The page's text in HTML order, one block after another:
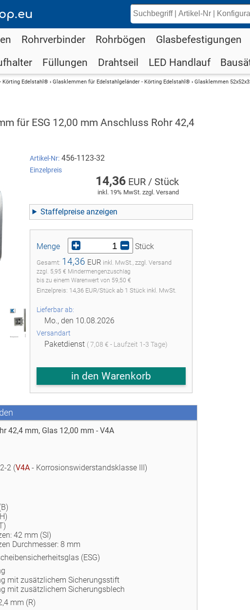
Rohrverbinder Rohrbögen Glasbefestigungen
Füllungen Drahtseil LED Handlauf
Körting Edelstahl® › Glasklemmen für Edelstahlgeländer - Körting Edelstahl® › Glasklemmen
für ESG 12,00 mm Anschluss Rohr 42,4
Artikel-Nr: 456-1123-32
Einzelpreis
14,36 EUR / Stück
inkl. 19% MwSt. zzgl. Versand
Staffelpreise
Menge Stück
Gesamt: 14,36 EUR inkl. MwSt., zzgl. Versand
zzgl. 5,95 € Mindermengenzuschlag
bis zu einem Warenwert von 59,50 €
Einzelpreis: 14,36EUR/Stückab 1 Stück inkl. MwSt.
Lieferbar ab:
Mo., den 10.08.2026
Versandart
Paketdienst ( 7,08 € - Laufzeit 1-3 Tage)
in den Warenkorb
42,4 mm, Glas 12,00 mm - V4A
2 (V4A - Korrosionswiderstandsklasse III)
42 mm (SI)
Durchmesser: 8 mm
(ESG)
mit zusätzlichem Sicherungsstift
mit zusätzlichem Sicherungsblech
mm (R)